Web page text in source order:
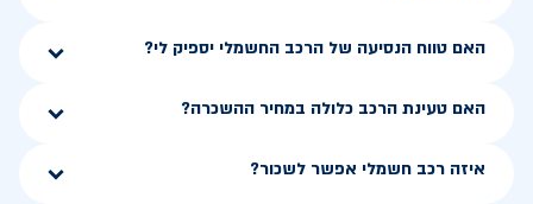
האם טווח הנסיעה של הרכב החשמלי יספיק לי?
האם טעינת הרכב כלולה במחיר ההשכרה?
איזה רכב חשמלי אפשר לשכור?